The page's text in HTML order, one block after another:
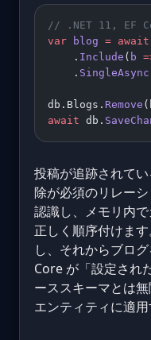
// .NET 11, EF
var blog = await
    .
Include ( b
    .
SingleAsync
db.Blogs. Remove
await db.
投稿が追跡されて
除が必須のリレー
認識し、メモリ内
正しく順序付けま
し、それからブロ
Core が「設定され
ーススキーマとは
エンティティに適用